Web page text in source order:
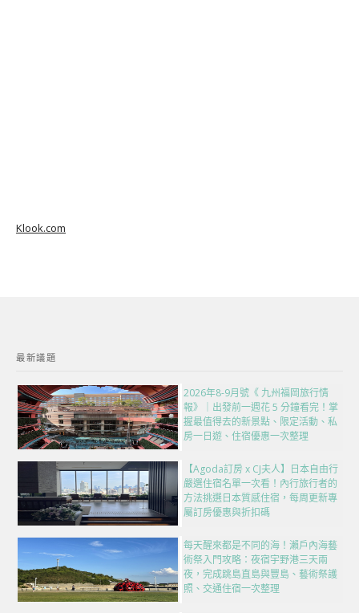
Klook.com
最新議題
2026年8-9月號《 九州福岡旅行情
報》｜出發前一週花 5 分鐘看完！掌
握最值得去的新景點、限定活動、私
房一日遊、住宿優惠一次整理
【Agoda訂房 x CJ夫人】日本自由行
嚴選住宿名單一次看！內行旅行者的
方法挑選日本質感住宿，每周更新專
屬訂房優惠與折扣碼
每天醒來都是不同的海！瀨戶內海藝
術祭入門攻略：夜宿宇野港三天兩
夜，完成跳島直島與豐島、藝術祭護
照、交通住宿一次整理